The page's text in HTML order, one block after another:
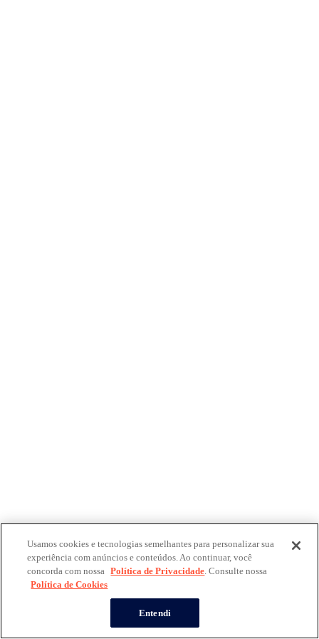
Usamos cookies e tecnologias semelhantes para personalizar sua
experiência com anúncios e conteúdos. Ao continuar, você
concorda com nossa Política de Privacidade. Consulte nossa
Política de Cookies
Entendi